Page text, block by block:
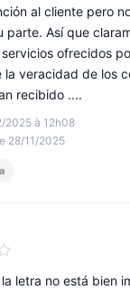
2025 à 12h08
28/11/2025
al cliente pero
parte. Así que
ofrecidos
la veracidad de los
recibido ....
5
letra no está bien